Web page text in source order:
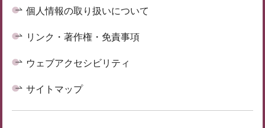
個人情報の取り扱いについて
リンク・著作権・免責事項
ウェブアクセシビリティ
サイトマップ